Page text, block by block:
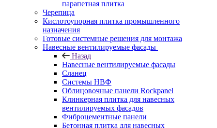
парапетная плитка
Черепица
Кислотоупорная плитка промышленного
назначения
Готовые системные решения для монтажа
Навесные вентилируемые фасады
Назад
Навесные вентилируемые фасады
Сланец
Системы НВФ
Облицовочные панели Rockpanel
Клинкерная плитка для навесных
вентилируемых фасадов
Фиброцементные панели
Бетонная плитка для навесных